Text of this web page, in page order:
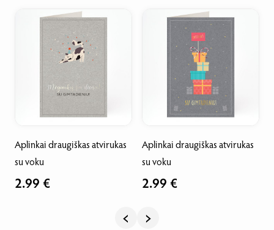
Aplinkai draugiškas atvirukas
su voku
2.99 €
Aplinkai draugiškas atvirukas
su voku
2.99 €
‹ ›